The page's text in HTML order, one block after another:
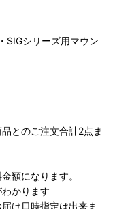
SIGシリーズ用マウン
とのご注文合計2点ま
額になります。
かります
け日時指定は出来ま